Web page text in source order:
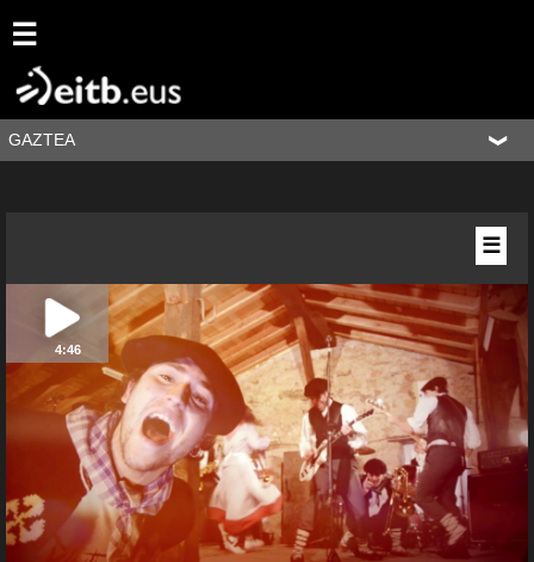
☰
GAZTEA
4:46
☰